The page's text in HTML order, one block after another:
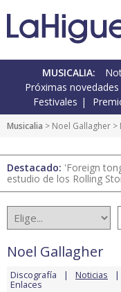
MUSICALIA:
Próximas novedades
Festivales
Musicalia > Noel Gallagher >
Destacado: 'Foreign
estudio de los Rolling
Noel Gallagher
Discografía Noticias
Enlaces